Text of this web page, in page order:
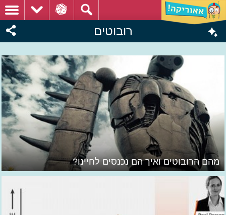
רובוטים
מהם הרובוטים ואיך הם נכנסים לחיינו?